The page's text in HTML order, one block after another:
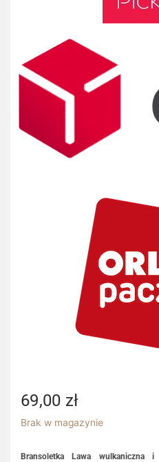
69,00 zł
Brak w magazynie
Bransoletka Lawa wulkaniczna